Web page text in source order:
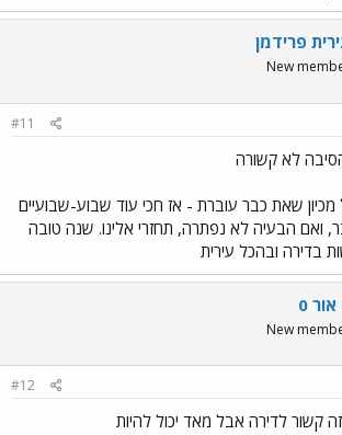
פרידמן
New
#11
לא קשורה
שאת כבר עוברת - אז חכי עוד שבוע-שבועיים
ואם הבעיה לא נפתרה, תחזרי אלינו. שנה טובה
בדירה ובהכל עירית
New
#12
קשור לדירה אבל מאד יכול להיות